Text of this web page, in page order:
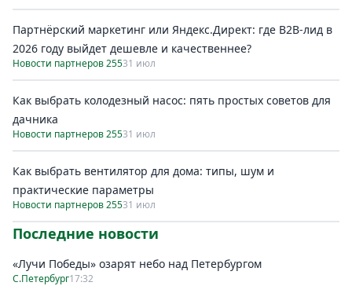
Партнёрский маркетинг или Яндекс.Директ: где B2B-лид в
2026 году выйдет дешевле и качественнее?
Новости партнеров 25531 июл
Как выбрать колодезный насос: пять простых советов для
дачника
Новости партнеров 25531 июл
Как выбрать вентилятор для дома: типы, шум и
практические параметры
Новости партнеров 25531 июл
Последние новости
«Лучи Победы» озарят небо над Петербургом
С.Петербург17:32